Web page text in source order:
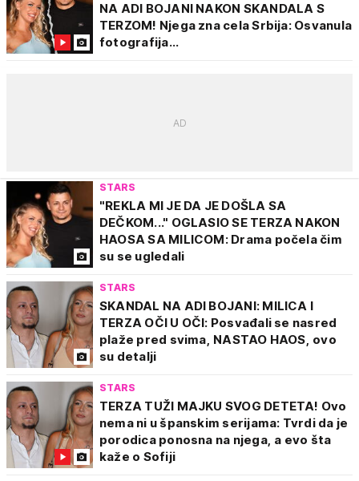
NA ADI BOJANI NAKON SKANDALA S
TERZOM! Njega zna cela Srbija: Osvanula
fotografija...
STARS
"REKLA MI JE DA JE DOŠLA SA
DEČKOM..." OGLASIO SE TERZA NAKON
HAOSA SA MILICOM: Drama počela čim
su se ugledali
STARS
SKANDAL NA ADI BOJANI: MILICA I
TERZA OČI U OČI: Posvađali se nasred
plaže pred svima, NASTAO HAOS, ovo
su detalji
STARS
TERZA TUŽI MAJKU SVOG DETETA! Ovo
nema ni u španskim serijama: Tvrdi da je
porodica ponosna na njega, a evo šta
kaže o Sofiji